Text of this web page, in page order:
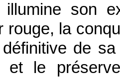
son
rouge, la
de
le